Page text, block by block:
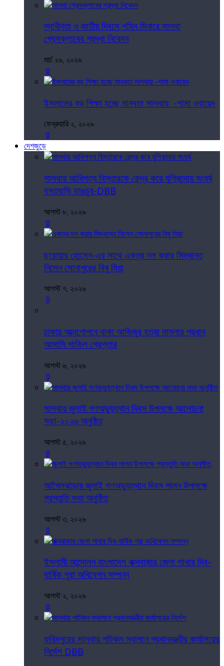
স্বাধীনতা ও জাতীয় দিবসে শহিদ মিনারে সালথা
প্রেসক্লাবের শ্রদ্ধা নিবেদন
মার্চ ২৬, ২০২৬
0
ইসলামের বড় শিক্ষা হচ্ছে মানবতা সালথায় -শামা ওবায়েদ
ফেব্রুয়ারি ২, ২০২৬
0
দেশজুড়ে
সালথায় আধিপত্য বিস্তারকে কেন্দ্র করে যুগিকান্দায় সংঘর্ষ
বসতবাড়ি ভাঙচুর-DBB
আগস্ট ৮, ২০২৬
0
ছরোয়ার হোসেন-এর সাথে একত্র দল করার সিদ্ধান্ত
নিলেন সোনাপুরের বিষু মিয়া
আগস্ট ৭, ২০২৬
0
ঢাকায় আত্মগোপনে থাকা আজিজুর হত্যা মামলার প্রধান
আসামি শাকিল গ্রেপ্তার
আগস্ট ৬, ২০২৬
0
সালথায় জুলাই গণঅভ্যুত্থান দিবস উপলক্ষে আলোচনা
সভা-২০২৬ অনুষ্ঠিত
আগস্ট ৫, ২০২৬
0
আগৈলঝাড়ায় জুলাই গণঅভ্যুত্থান দিবস পালন উপলক্ষে
প্রস্তুতি সভা অনুষ্ঠিত
আগস্ট ৩, ২০২৬
0
ইসলামী আন্দোলন বাংলাদেশ কক্সবাজার জেলা শাখার দ্বি-
বার্ষিক শূরা অধিবেশন সম্পন্ন
আগস্ট ২, ২০২৬
0
ফরিদপুরের সালথায় পাটকল স্থাপনে প্রধানমন্ত্রীর কার্যালয়ের
নির্দেশ DBB